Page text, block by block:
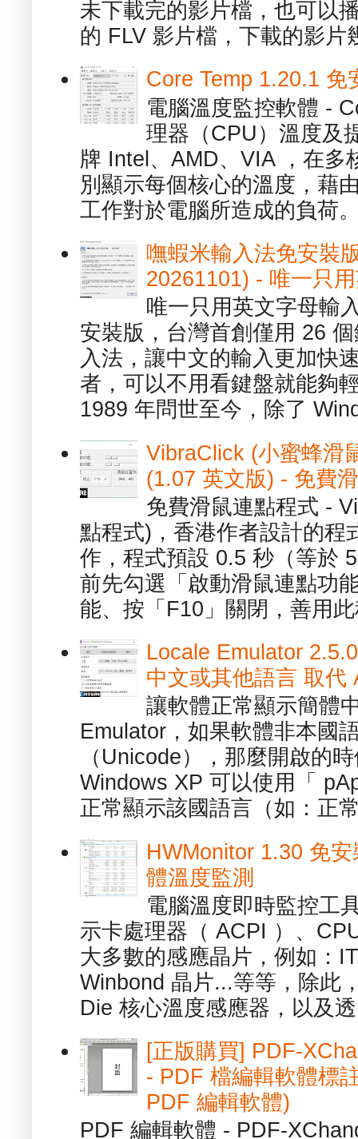
未下載完的影片檔，也可以
的 FLV 影片檔，下載的影片
Core Temp 1.20.1 免
電腦溫度監控軟體 -
理器（CPU）溫度及
牌 Intel、AMD、VIA ，在多
別顯示每個核心的溫度，藉
工作對於電腦所造成的負荷
嘸蝦米輸入法免安裝
20261101) - 唯一只
唯一只用英文字母輸
安裝版，台灣首創僅用 26
入法，讓中文的輸入更加快
者，可以不用看鍵盤就能夠
1989 年問世至今，除了
VibraClick (小蜜蜂滑
(1.07 英文版) - 免費
免費滑鼠連點程式 -
點程式)，香港作者設計的程
作，程式預設 0.5 秒（等於
前先勾選「啟動滑鼠連點功
能、按「F10」關閉，善用
Locale Emulator
中文或其他語言 取代
讓軟體正常顯示簡體
Emulator，如果軟體非本國
（Unicode），那麼開啟的
Windows XP 可以使用「
正常顯示該國語言（如：正
HWMonitor 1.30 免
體溫度監測
電腦溫度即時監控工
示卡處理器（ ACPI ）、
大多數的感應晶片，例如：
Winbond 晶片...等等，除此
Die 核心溫度感應器，以及
[正版購買] PDF-
- PDF 檔編輯軟體標
PDF 編輯軟體)
PDF 編輯軟體 - PDF-